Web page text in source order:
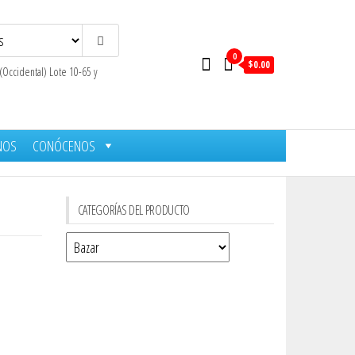
Lote 10-65 y
0
$0.00
CONÓCENOS
CATEGORÍAS DEL PRODUCTO